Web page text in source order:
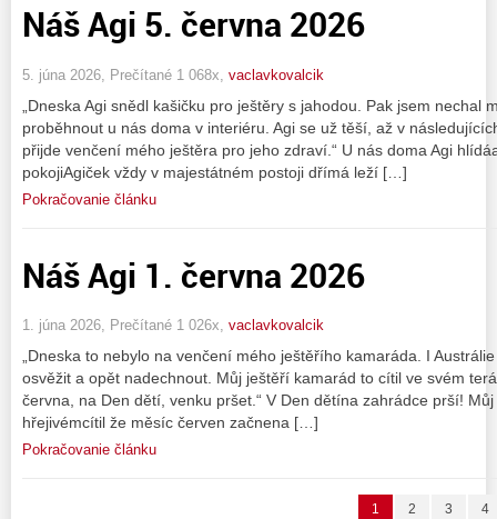
Náš Agi 5. června 2026
5. júna 2026, Prečítané 1 068x, vaclavkovalcik
„Dneska Agi snědl kašičku pro ještěry s jahodou. Pak jsem nechal
proběhnout u nás doma v interiéru. Agi se už těší, až v
přijde venčení mého ještěra pro jeho zdraví.“ U nás doma Agi
pokojiAgiček vždy v majestátném postoji dřímá leží […]
Pokračovanie článku
Náš Agi 1. června 2026
1. júna 2026, Prečítané 1 026x, vaclavkovalcik
„Dneska to nebylo na venčení mého ještěřího kamaráda. I
osvěžit a opět nadechnout. Můj ještěří kamarád to cítil ve svém
června, na Den dětí, venku pršet.“ V Den dětína zahrádce prší!
hřejivémcítil že měsíc červen začnena […]
Pokračovanie článku
1 2 3 4